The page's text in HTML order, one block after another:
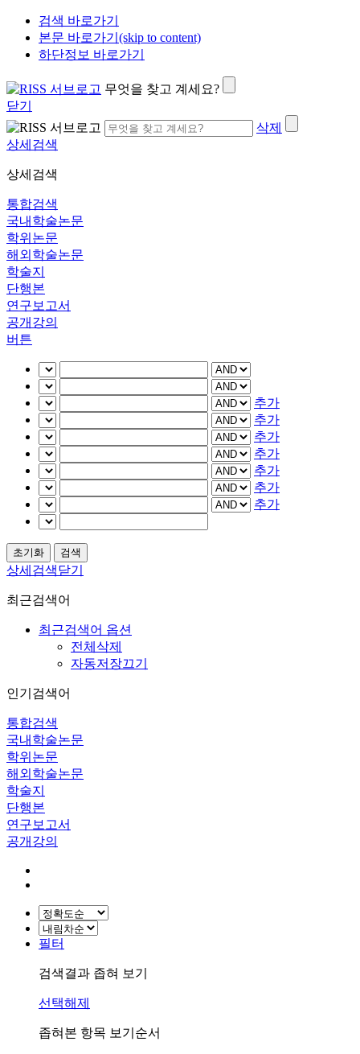
검색 바로가기
본문 바로가기(skip to content)
하단정보 바로가기
무엇을 찾고 계세요?
닫기
삭제
상세검색
상세검색
통합검색
국내학술논문
학위논문
해외학술논문
학술지
단행본
연구보고서
공개강의
버튼
추가
추가
추가
추가
추가
추가
추가
상세검색닫기
최근검색어
최근검색어 옵션
전체삭제
자동저장끄기
인기검색어
통합검색
국내학술논문
학위논문
해외학술논문
학술지
단행본
연구보고서
공개강의
필터
검색결과 좁혀 보기
선택해제
좁혀본 항목 보기순서